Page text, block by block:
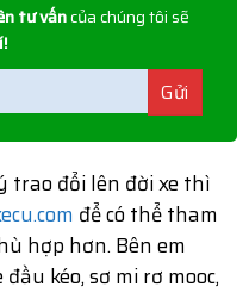
tư vấncủa chúng tôi sẽ
trao đổi lên đời xe thì
để có thể tham
hợp hơn. Bên em
kéo, sơ mi rơ mooc,